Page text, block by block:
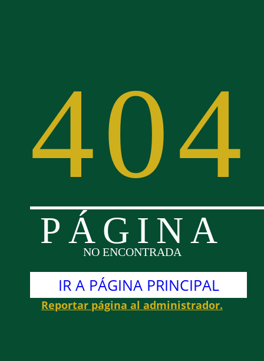
404
PÁGINA
NO ENCONTRADA
IR A PÁGINA PRINCIPAL
Reportar página al administrador.